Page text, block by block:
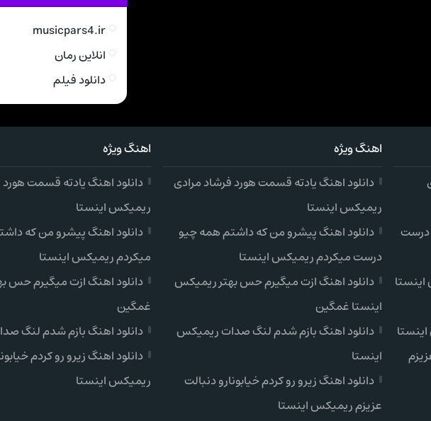
musicpars4.ir
انلاین رمان
دانلود فیلم
درست
اهنگ ویژه
دانلود اهنگ یادته قسمت هورد فرشاد مرادی
ریمیکس اینستا
دانلود اهنگ پیشرو من که داشتم همه چیو
درست میکردم ریمیکس اینستا
دانلود اهنگ ازت میگیرم حس بهتر ریمیکس
اینستا غمگین
دانلود اهنگ بازم شدم لنگ صدات ریمیکس
اینستا
دانلود اهنگ زیرو رو کردم خیابونارو دنبالت
عزیزم ریمیکس اینستا
اهنگ ویژه
دانلود اهنگ یادته قسمت
ریمیکس اینستا
دانلود اهنگ پیشرو من که
میکردم ریمیکس اینستا
دانلود اهنگ ازت میگیرم حس
غمگین
دانلود اهنگ بازم شدم لنگ
دانلود اهنگ زیرو رو کردم
ریمیکس اینستا